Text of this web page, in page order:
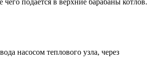
подается в верхние барабаны котлов.
насосом теплового узла, через